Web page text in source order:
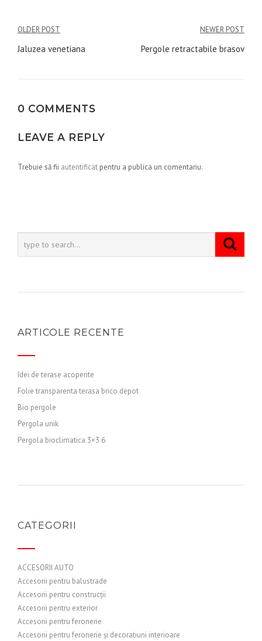
Navigare
în
OLDER POST
Jaluzea venetiana
NEWER POST
Pergole retractabile brasov
0 COMMENTS
LEAVE A REPLY
Trebuie să fii autentificat pentru a publica un comentariu.
ARTICOLE RECENTE
Idei de terase acoperite
Folie transparenta terasa brico depot
Bio pergole
Pergola unik
Pergola bioclimatica 3×3 6
CATEGORII
ACCESORII AUTO
Accesorii pentru balustrade
Accesorii pentru construcții
Accesorii pentru exterior
Accesorii pentru feronerie
Accesorii pentru feronerie și decoratiuni interioare